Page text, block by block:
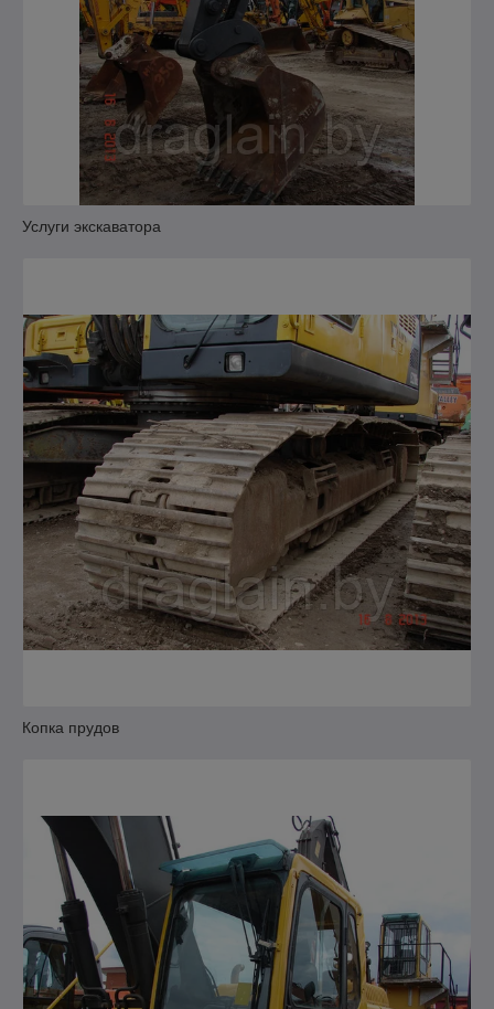
Услуги экскаватора
Копка прудов